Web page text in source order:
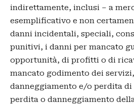
indirettamente, inclusi – a
esemplificativo e non
danni incidentali, speciali,
punitivi, i danni per mancato
opportunità, di profitti o di
mancato godimento dei
danneggiamento e/o perdita
perdita o danneggiamento